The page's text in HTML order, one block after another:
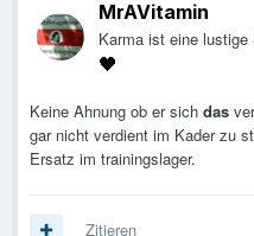
MrAVitamin
Karma ist eine lustige
Keine Ahnung ob er sich das
gar nicht verdient im Kader zu
Ersatz im trainingslager.
Zitieren